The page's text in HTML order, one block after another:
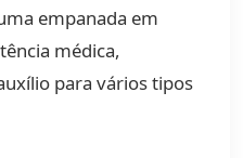
empanada em
médica,
para vários tipos